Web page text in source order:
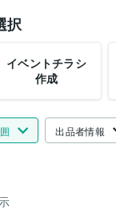
択
イベントチラシ
作成
出品者情報